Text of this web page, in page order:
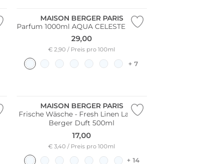
MAISON BERGER PARIS
Parfum 1000ml AQUA CELESTE Fresh
29,00
€ 2,90 / Preis pro 100ml
+ 7
MAISON BERGER PARIS
Frische Wäsche - Fresh Linen Lampe
Berger Duft 500ml
17,00
€ 3,40 / Preis pro 100ml
+ 14